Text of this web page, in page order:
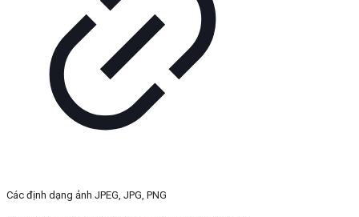
Các định dạng ảnh JPEG, JPG, PNG